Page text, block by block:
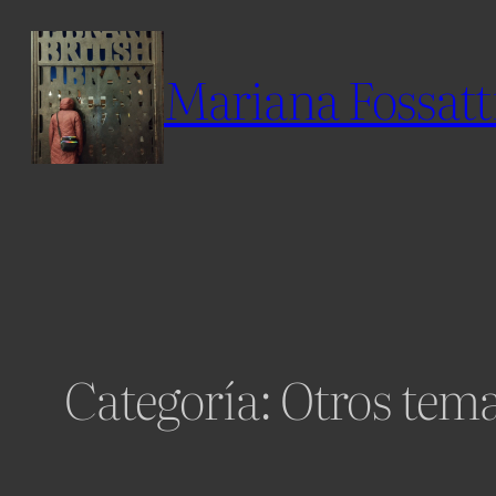
content
Mariana
Categoría:Otros